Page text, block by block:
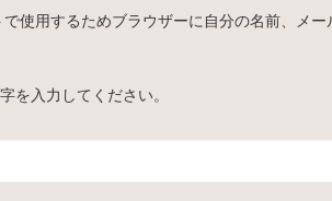
使用するためブラウザーに自分の名前、メー
を入力してください。